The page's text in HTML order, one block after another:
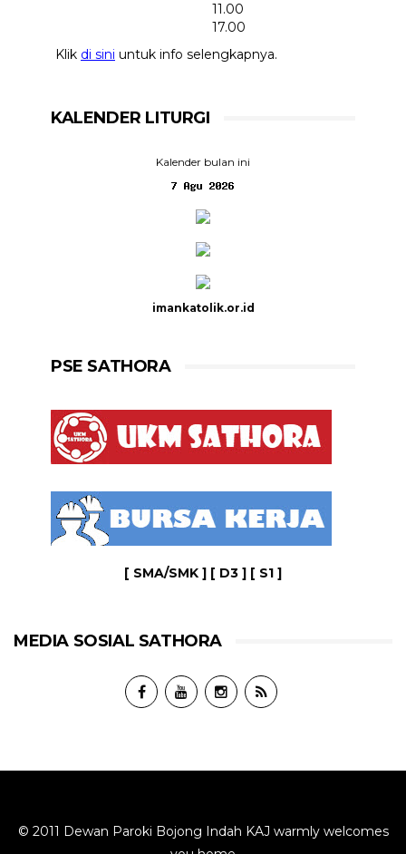
11.00
17.00
Klik di sini untuk info selengkapnya.
KALENDER LITURGI
Kalender bulan ini
imankatolik.or.id
PSE SATHORA
[ SMA/SMK ] [ D3 ] [ S1 ]
MEDIA SOSIAL SATHORA
© 2011 Dewan Paroki Bojong Indah KAJ warmly welcomes